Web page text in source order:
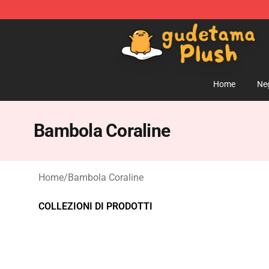
Gudetama Plush Shop - The Best Store of Gudetama
Home
Bambola Coraline
Home/Bambola Coraline
COLLEZIONI DI PRODOTTI